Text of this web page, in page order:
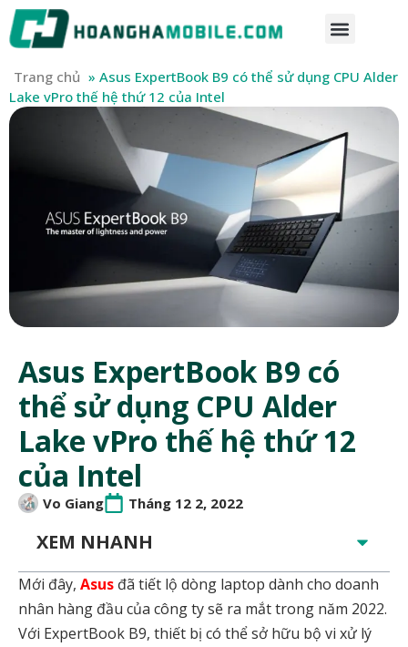
Trang chủ » Asus ExpertBook B9 có thể sử dụng CPU Alder
Lake vPro thế hệ thứ 12 của Intel
Asus ExpertBook B9 có
thể sử dụng CPU Alder
Lake vPro thế hệ thứ 12
của Intel
Vo Giang Tháng 12 2, 2022
XEM NHANH
Mới đây, Asus đã tiết lộ dòng laptop dành cho doanh
nhân hàng đầu của công ty sẽ ra mắt trong năm 2022.
Với ExpertBook B9, thiết bị có thể sở hữu bộ vi xử lý